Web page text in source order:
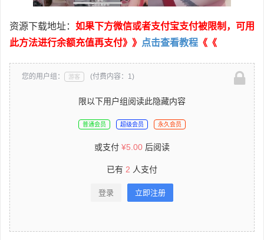
资源下载地址： 如果下方微信或者支付宝支付被限制，可用
此方法进行余额充值再支付》》 点击查看教程 《《
您的用户组： 游客 (付费内容：1)
限以下用户组阅读此隐藏内容
普通会员 超级会员 永久会员
或支付 ¥5.00 后阅读
已有 2 人支付
登录 立即注册